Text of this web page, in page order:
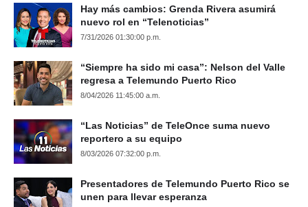
Hay más cambios: Grenda Rivera asumirá
nuevo rol en “Telenoticias”
7/31/2026 01:30:00 p.m.
“Siempre ha sido mi casa”: Nelson del Valle
regresa a Telemundo Puerto Rico
8/04/2026 11:45:00 a.m.
“Las Noticias” de TeleOnce suma nuevo
reportero a su equipo
8/03/2026 07:32:00 p.m.
Presentadores de Telemundo Puerto Rico se
unen para llevar esperanza